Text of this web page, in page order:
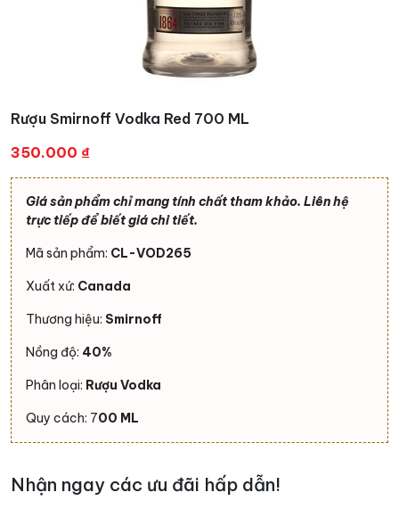
Rượu Smirnoff Vodka Red 700 ML
350.000 ₫
Giá sản phẩm chỉ mang tính chất tham khảo. Liên hệ
trực tiếp để biết giá chi tiết.
Mã sản phẩm: CL-VOD265
Xuất xứ: Canada
Thương hiệu: Smirnoff
Nồng độ: 40%
Phân loại: Rượu Vodka
Quy cách: 700 ML
Nhận ngay các ưu đãi hấp dẫn!